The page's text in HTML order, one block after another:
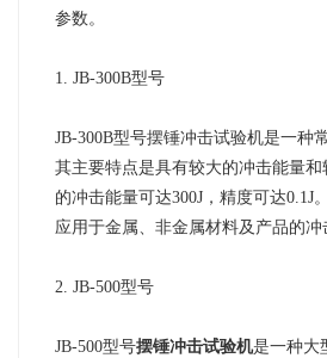
参数。
1. JB-300B型号
JB-300B型号摆锤冲击试验机是一种
其主要特点是具有较大的冲击能量
的冲击能量可达300J，精度可达0.1J
应用于金属、非金属材料及产品的冲
2. JB-500型号
JB-500型号摆锤冲击试验机是一种大